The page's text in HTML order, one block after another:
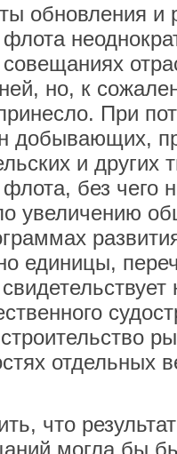
обновления и
но, к
При
добывающих,
и других
без чего
увеличению
единицы,
отдельных
что
могла бы